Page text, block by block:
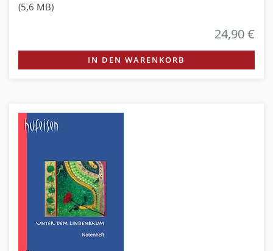
(5,6 MB)
24,90 €
IN DEN WARENKORB